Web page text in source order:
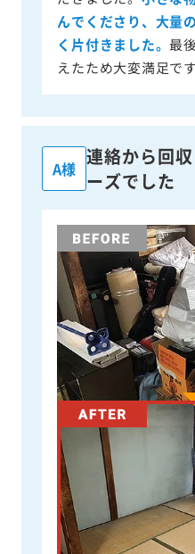
んでくださり、大量
く片付きました。 最
えたため大変満足です
A様
連絡から回
ーズでした